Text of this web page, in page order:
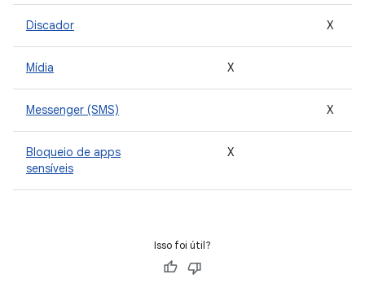
Discador X
Mídia X
Messenger (SMS) X
Bloqueio de apps
sensíveis
X
Isso foi útil?